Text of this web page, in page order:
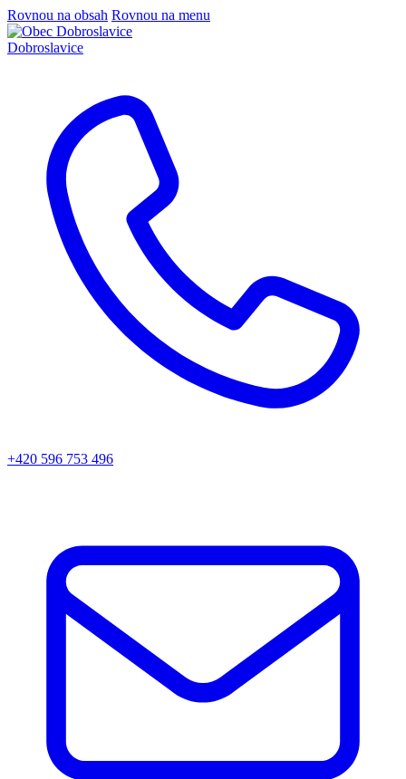
Rovnou na obsah Rovnou na menu
Dobroslavice
+420 596 753 496